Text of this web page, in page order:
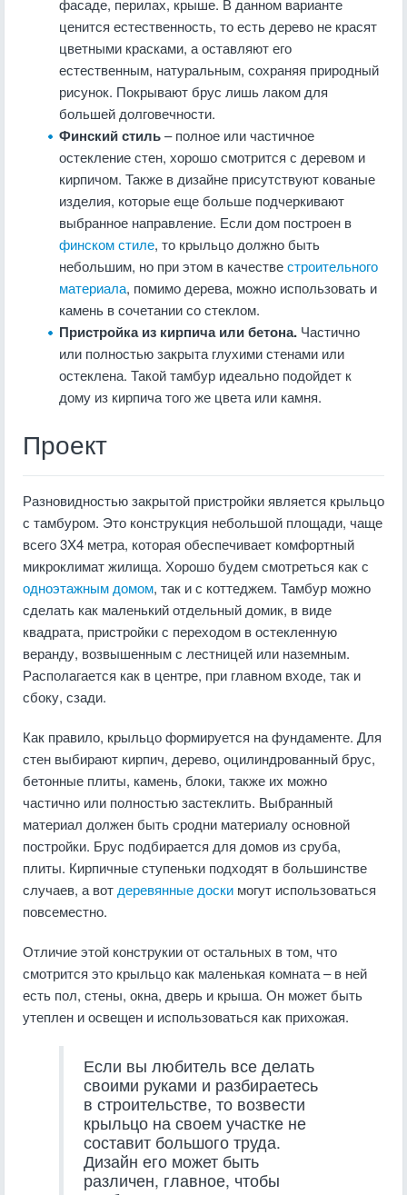
фасаде, перилах, крыше. В данном варианте
ценится естественность, то есть дерево не красят
цветными красками, а оставляют его
естественным, натуральным, сохраняя природный
рисунок. Покрывают брус лишь лаком для
большей долговечности.
Финский стиль– полное или частичное
остекление стен, хорошо смотрится с деревом и
кирпичом. Также в дизайне присутствуют кованые
изделия, которые еще больше подчеркивают
выбранное направление. Если дом построен в
финском стиле, то крыльцо должно быть
небольшим, но при этом в качествестроительного
материала, помимо дерева, можно использовать и
камень в сочетании со стеклом.
Пристройка из кирпича или бетона. Частично
или полностью закрыта глухими стенами или
остеклена. Такой тамбур идеально подойдет к
дому из кирпича того же цвета или камня.
Проект
Разновидностью закрытой пристройки является крыльцо
с тамбуром. Это конструкция небольшой площади, чаще
всего 3X4 метра, которая обеспечивает комфортный
микроклимат жилища. Хорошо будем смотреться как с
одноэтажным домом, так и с коттеджем. Тамбур можно
сделать как маленький отдельный домик, в виде
квадрата, пристройки с переходом в остекленную
веранду, возвышенным с лестницей или наземным.
Располагается как в центре, при главном входе, так и
сбоку, сзади.
Как правило, крыльцо формируется на фундаменте. Для
стен выбирают кирпич, дерево, оцилиндрованный брус,
бетонные плиты, камень, блоки, также их можно
частично или полностью застеклить. Выбранный
материал должен быть сродни материалу основной
постройки. Брус подбирается для домов из сруба,
плиты. Кирпичные ступеньки подходят в большинстве
случаев, а вот деревянные доски могут использоваться
повсеместно.
Отличие этой конструкии от остальных в том, что
смотрится это крыльцо как маленькая комната – в ней
есть пол, стены, окна, дверь и крыша. Он может быть
утеплен и освещен и использоваться как прихожая.
Если вы любитель все делать
своими руками и разбираетесь
в строительстве, то возвести
крыльцо на своем участке не
составит большого труда.
Дизайн его может быть
различен, главное, чтобы